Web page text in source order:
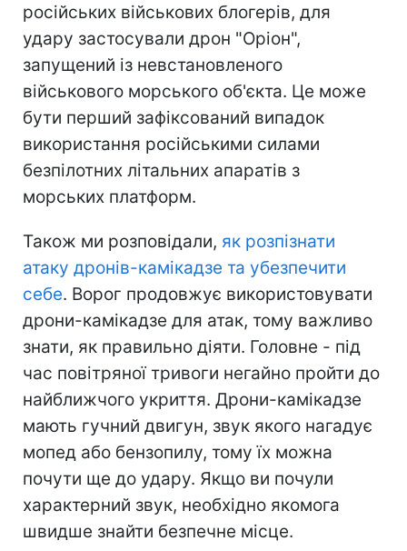
російських військових блогерів, для
удару застосували дрон "Оріон",
запущений із невстановленого
військового морського об'єкта. Це може
бути перший зафіксований випадок
використання російськими силами
безпілотних літальних апаратів з
морських платформ.
Також ми розповідали, як розпізнати
атаку дронів-камікадзе та убезпечити
себе. Ворог продовжує використовувати
дрони-камікадзе для атак, тому важливо
знати, як правильно діяти. Головне - під
час повітряної тривоги негайно пройти до
найближчого укриття. Дрони-камікадзе
мають гучний двигун, звук якого нагадує
мопед або бензопилу, тому їх можна
почути ще до удару. Якщо ви почули
характерний звук, необхідно якомога
швидше знайти безпечне місце.